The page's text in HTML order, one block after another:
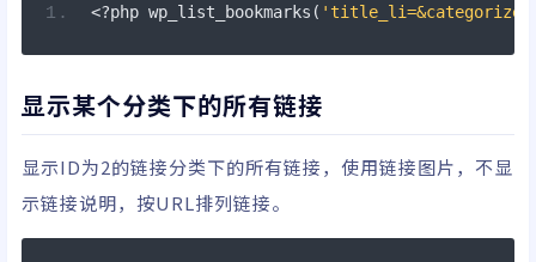
<?php wp_list_bookmarks (
显示某个分类下的所有链接
显示ID为2的链接分类下的所有链接，使用链接图片，不显
示链接说明，按URL排列链接。